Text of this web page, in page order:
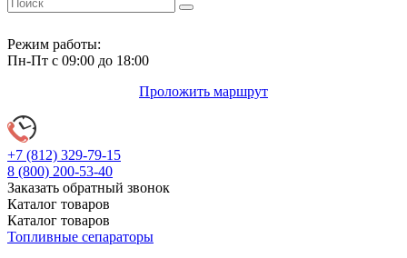
Режим работы:
Пн-Пт с 09:00 до 18:00
Проложить маршрут
+7 (812) 329-79-15
8 (800) 200-53-40
Заказать обратный звонок
Каталог товаров
Каталог товаров
Топливные сепараторы